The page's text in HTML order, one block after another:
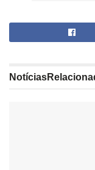
Notícias